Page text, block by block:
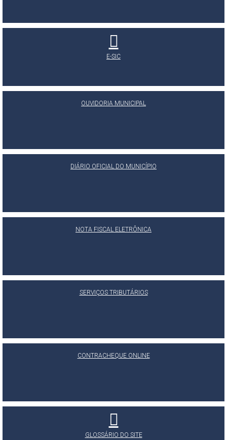
E-SIC
OUVIDORIA MUNICIPAL
DIÁRIO OFICIAL DO MUNICÍPIO
NOTA FISCAL ELETRÔNICA
SERVIÇOS TRIBUTÁRIOS
CONTRACHEQUE ONLINE
GLOSSÁRIO DO SITE